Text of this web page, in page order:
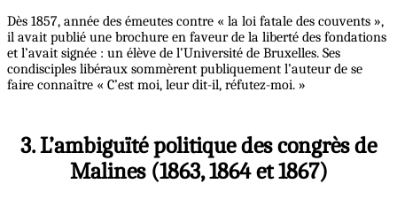
Dès 1857, année des émeutes contre « la loi fatale des couvents »,
il avait publié une brochure en faveur de la liberté des fondations
et l’avait signée : un élève de l’Université de Bruxelles. Ses
condisciples libéraux sommèrent publiquement l’auteur de se
faire connaître « C’est moi, leur dit-il, réfutez-moi. »
3. L’ambiguïté politique des congrès de
Malines (1863, 1864 et 1867)